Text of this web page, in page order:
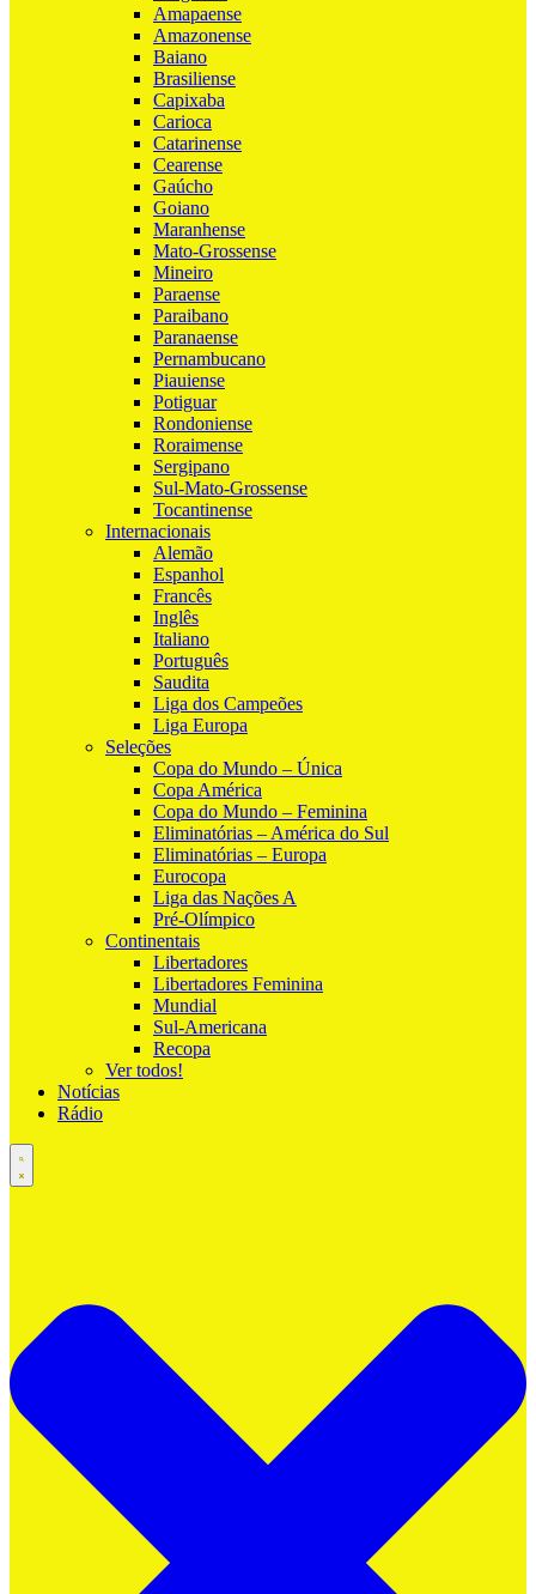
Amapaense
Amazonense
Baiano
Brasiliense
Capixaba
Carioca
Catarinense
Cearense
Gaúcho
Goiano
Maranhense
Mato-Grossense
Mineiro
Paraense
Paraibano
Paranaense
Pernambucano
Piauiense
Potiguar
Rondoniense
Roraimense
Sergipano
Sul-Mato-Grossense
Tocantinense
Internacionais
Alemão
Espanhol
Francês
Inglês
Italiano
Português
Saudita
Liga dos Campeões
Liga Europa
Seleções
Copa do Mundo – Única
Copa América
Copa do Mundo – Feminina
Eliminatórias – América do Sul
Eliminatórias – Europa
Eurocopa
Liga das Nações A
Pré-Olímpico
Continentais
Libertadores
Libertadores Feminina
Mundial
Sul-Americana
Recopa
Ver todos!
Notícias
Rádio